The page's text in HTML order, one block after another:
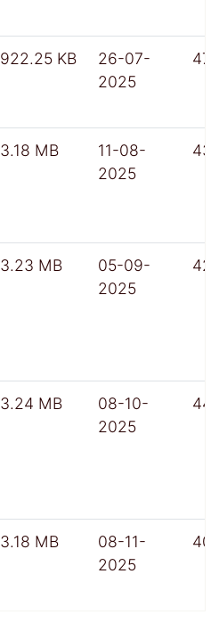
922.25 KB
26-07-
2025
3.18 MB
11-08-
2025
3.23 MB
05-09-
2025
3.24 MB
08-10-
2025
3.18 MB
08-11-
2025
401